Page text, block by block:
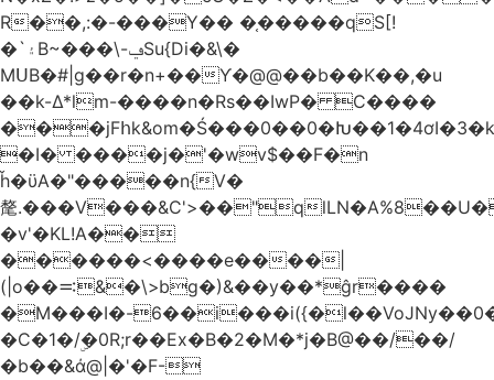
R��,:�-���Y�� �֤�����qS[!
�`۽B~���\-ݠSu{Di�&\�
MՍB�#|g��r�n+��Ƴ�@@��b��K��,�u
��k-Δ*lm-����n�Rs��IwP� C����
�I� ����j�'�wv$��F�n
ȟ�ϋA�"�����n{V�
氂.���V���&C'>��"q
�v'�KL!A��
������<����e����|
(|o��࠺&�\>bg�)&��y��*ĝr����
�M���I�-
�C�1�/ۣ�0R;r��Ex�B�2�M�*j�B@��/��/
�b��&ά@|�'�F-